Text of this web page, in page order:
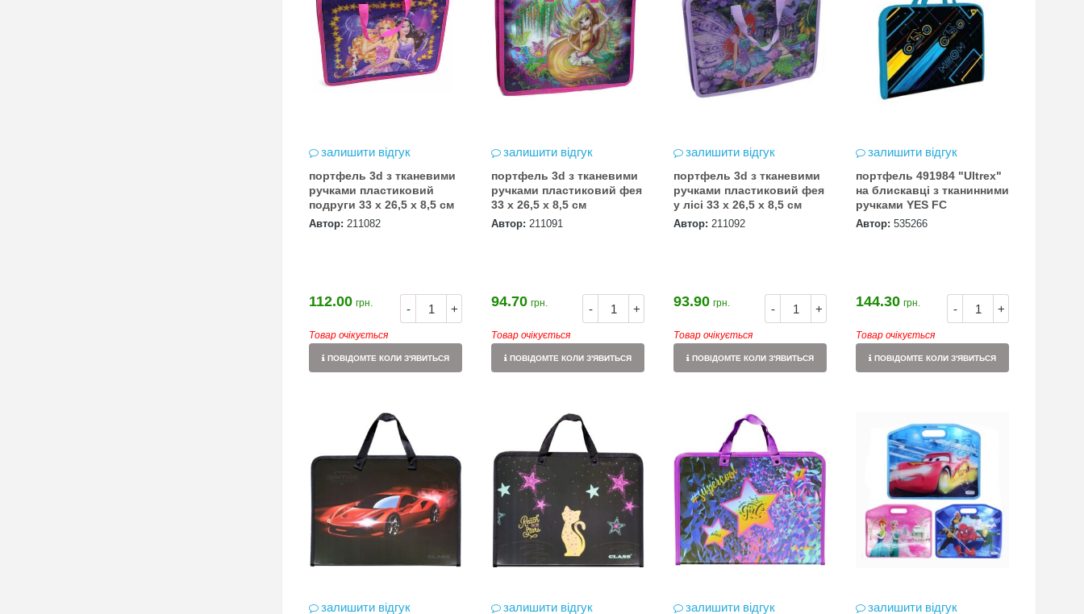
залишити відгук
портфель 3d з тканевими
ручками пластиковий
подруги 33 х 26,5 х 8,5 см
Автор: 211082
- +
112.00 грн.
Товар очікується
ПОВІДОМТЕ КОЛИ З'ЯВИТЬСЯ
залишити відгук
портфель 3d з тканевими
ручками пластиковий фея
33 х 26,5 х 8,5 см
Автор: 211091
- +
94.70 грн.
Товар очікується
ПОВІДОМТЕ КОЛИ З'ЯВИТЬСЯ
залишити відгук
портфель 3d з тканевими
ручками пластиковий фея
у лісі 33 х 26,5 х 8,5 см
Автор: 211092
- +
93.90 грн.
Товар очікується
ПОВІДОМТЕ КОЛИ З'ЯВИТЬСЯ
залишити відгук
портфель 491984 "Ultrex"
на блискавці з тканинними
ручками YES FC
Автор: 535266
- +
144.30 грн.
Товар очікується
ПОВІДОМТЕ КОЛИ З'ЯВИТЬСЯ
залишити відгук залишити відгук залишити відгук залишити відгук